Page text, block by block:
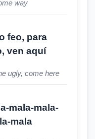
way
feo, para
ven aquí
ugly, come here
mala-mala-
mala